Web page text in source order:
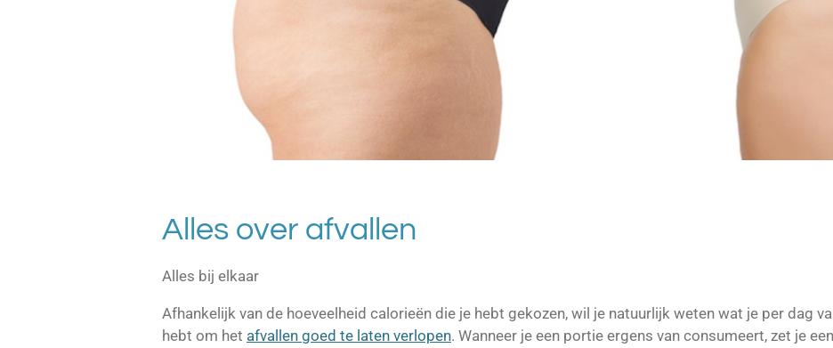
Alles over afvallen
Alles bij elkaar
Afhankelijk van de hoeveelheid calorieën die je hebt gekozen, wil je natuurlijk weten wat je per dag
hebt om het afvallen goed te laten verlopen. Wanneer je een portie ergens van consumeert, zet je